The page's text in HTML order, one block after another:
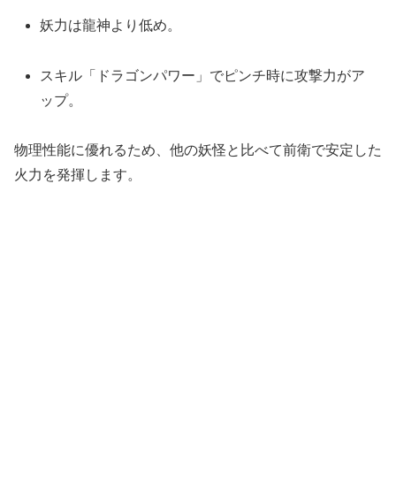
妖力は龍神より低め。
スキル「ドラゴンパワー」でピンチ時に攻撃力がア
ップ。
物理性能に優れるため、他の妖怪と比べて前衛で安定した
火力を発揮します。